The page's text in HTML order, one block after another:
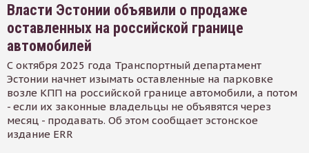
Власти Эстонии объявили о продаже
оставленных на российской границе
автомобилей
С октября 2025 года Транспортный департамент
Эстонии начнет изымать оставленные на парковке
возле КПП на российской границе автомобили, а потом
- если их законные владельцы не объявятся через
месяц - продавать. Об этом сообщает эстонское
издание ERR